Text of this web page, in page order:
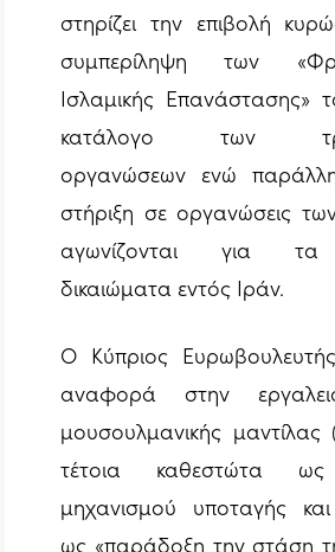
στηρίζει την επιβολή
συμπερίληψη των
Ισλαμικής Επανάστασης»
κατάλογο των
οργανώσεων ενώ
στήριξη σε οργανώσεις
αγωνίζονται για τα
δικαιώματα εντός Ιράν.
Ο Κύπριος Ευρωβουλευτής
αναφορά στην
μουσουλμανικής μαντίλας
τέτοια καθεστώτα ως
μηχανισμού υποταγής
ως «παράδοξη την στάση